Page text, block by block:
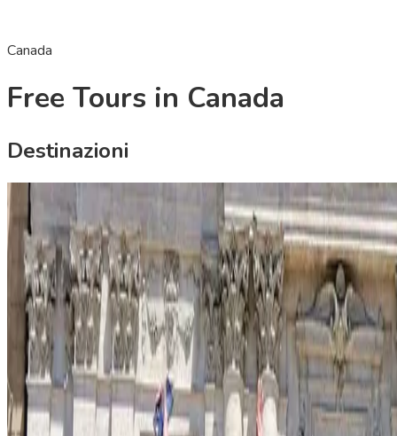
Canada
Free Tours in Canada
Destinazioni